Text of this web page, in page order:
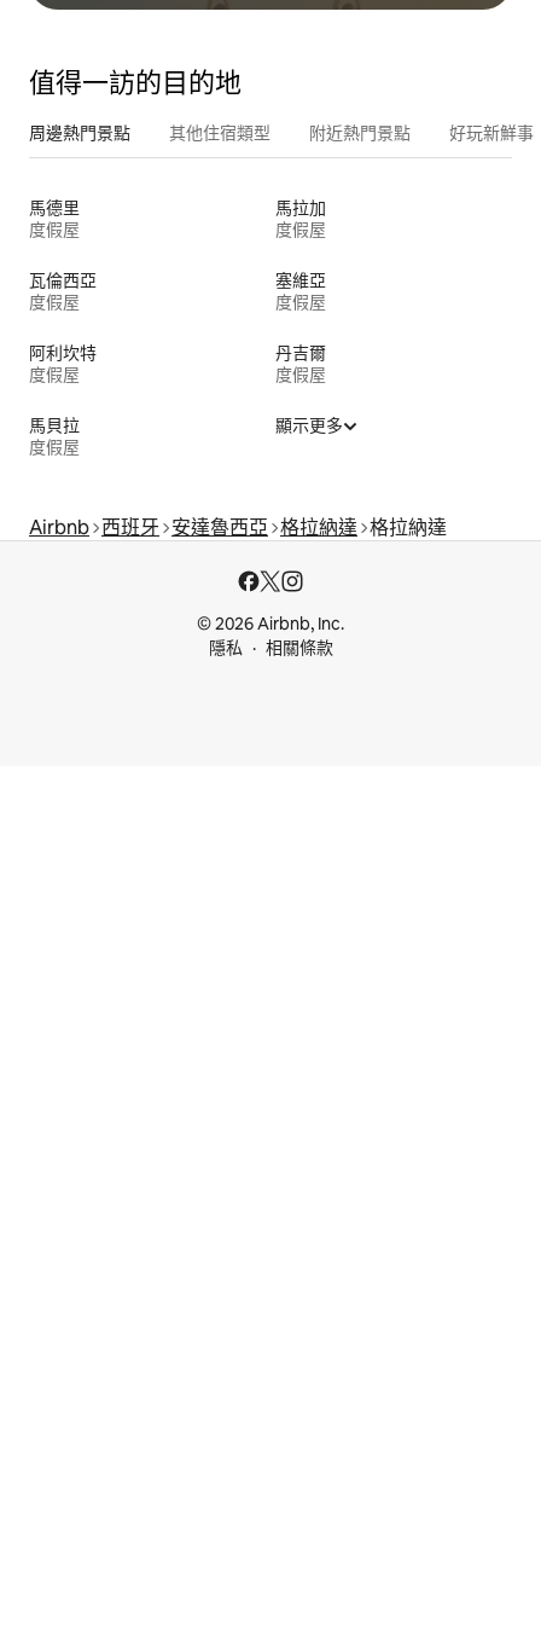
值得一訪的目的地
周邊熱門景點 其他住宿類型 附近熱門景點 好玩新鮮事
馬德里
度假屋
馬拉加
度假屋
瓦倫西亞
度假屋
塞維亞
度假屋
阿利坎特
度假屋
丹吉爾
度假屋
馬貝拉
度假屋
顯示更多
Airbnb 西班牙 安達魯西亞 格拉納達 格拉納達
© 2026 Airbnb, Inc.
隱私
相關條款